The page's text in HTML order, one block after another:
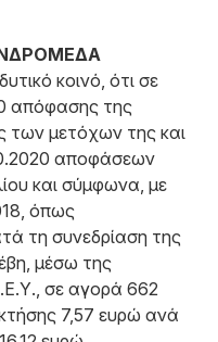
κοινό, ότι σε
απόφασης της
των μετόχων της και
αποφάσεων
και σύμφωνα, με
όπως
τη συνεδρίαση της
μέσω της
σε αγορά 662
7,57 ευρώ ανά